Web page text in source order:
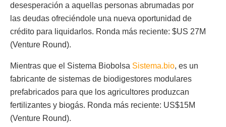
desesperación a aquellas personas abrumadas por
las deudas ofreciéndole una nueva oportunidad de
crédito para liquidarlos. Ronda más reciente: $US 27M
(Venture Round).
Mientras que el Sistema Biobolsa Sistema.bio, es un
fabricante de sistemas de biodigestores modulares
prefabricados para que los agricultores produzcan
fertilizantes y biogás. Ronda más reciente: US$15M
(Venture Round).